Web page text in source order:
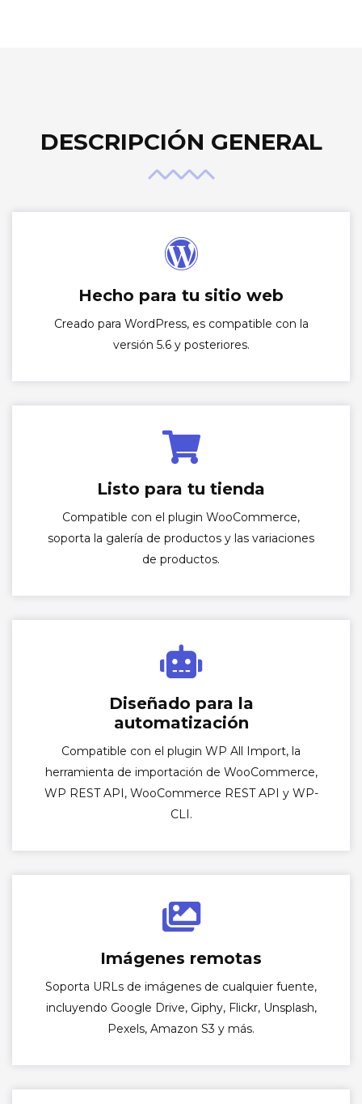
DESCRIPCIÓN GENERAL
Hecho para tu sitio web
Creado para WordPress, es compatible con la
versión 5.6 y posteriores.
Listo para tu tienda
Compatible con el plugin WooCommerce,
soporta la galería de productos y las variaciones
de productos.
Diseñado para la
automatización
Compatible con el plugin WP All Import, la
herramienta de importación de WooCommerce,
WP REST API, WooCommerce REST API y WP-
CLI.
Imágenes remotas
Soporta URLs de imágenes de cualquier fuente,
incluyendo Google Drive, Giphy, Flickr, Unsplash,
Pexels, Amazon S3 y más.